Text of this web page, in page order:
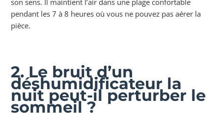
son sens. Il maintient l’air dans une plage confortable
pendant les 7 à 8 heures où vous ne pouvez pas aérer la
pièce.
2. Le bruit d’un
déshumidificateur la
nuit peut-il perturber le
sommeil ?